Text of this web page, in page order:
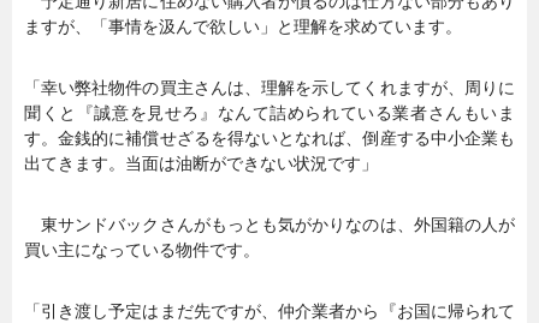
ますが、「事情を汲んで欲しい」と理解を求めています。
「幸い弊社物件の買主さんは、理解を示してくれますが、周りに
聞くと『誠意を見せろ』なんて詰められている業者さんもいま
す。金銭的に補償せざるを得ないとなれば、倒産する中小企業も
出てきます。当面は油断ができない状況です」
東サンドバックさんがもっとも気がかりなのは、外国籍の人が
買い主になっている物件です。
「引き渡し予定はまだ先ですが、仲介業者から『お国に帰られて